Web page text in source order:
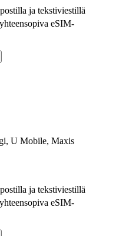
ja tekstiviestillä
eSIM-
U Mobile, Maxis
ja tekstiviestillä
eSIM-